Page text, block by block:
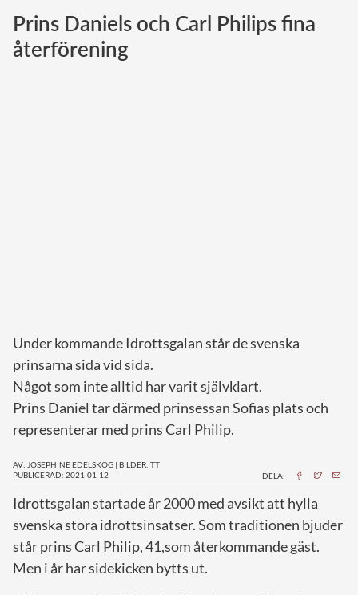
Norska kungahuset
Prins Daniels och Carl Philips fina
återförening
Under kommande Idrottsgalan står de svenska
prinsarna sida vid sida.
Något som inte alltid har varit självklart.
Prins Daniel tar därmed prinsessan Sofias plats och
representerar med prins Carl Philip.
AV: JOSEPHINE EDELSKOG | BILDER: TT
PUBLICERAD: 2021-01-12
DELA:
Idrottsgalan startade år 2000 med avsikt att hylla
svenska stora idrottsinsatser. Som traditionen bjuder
står prins Carl Philip, 41,som återkommande gäst.
Men i år har sidekicken bytts ut.